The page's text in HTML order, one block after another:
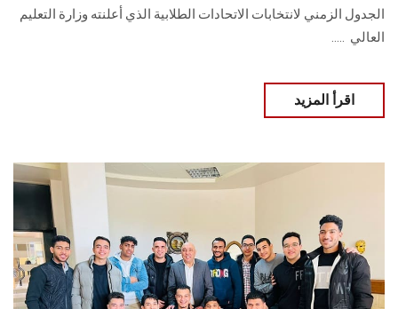
الجدول الزمني لانتخابات الاتحادات الطلابية الذي أعلنته ‏وزارة التعليم
العالي ‎….. ‎
اقرأ المزيد